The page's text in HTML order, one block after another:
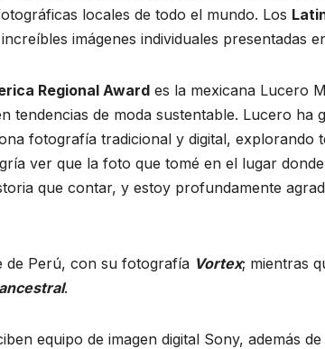
locales de todo el mundo. Los
imágenes individuales presentadas
Regional Award es la mexicana Lucero
tendencias de moda sustentable. Lucero
fotografía tradicional y digital, explorando
ver que la foto que tomé en el lugar
que contar, y estoy profundamente
de Perú, con su fotografía Vortex; mientras
.
equipo de imagen digital Sony, además